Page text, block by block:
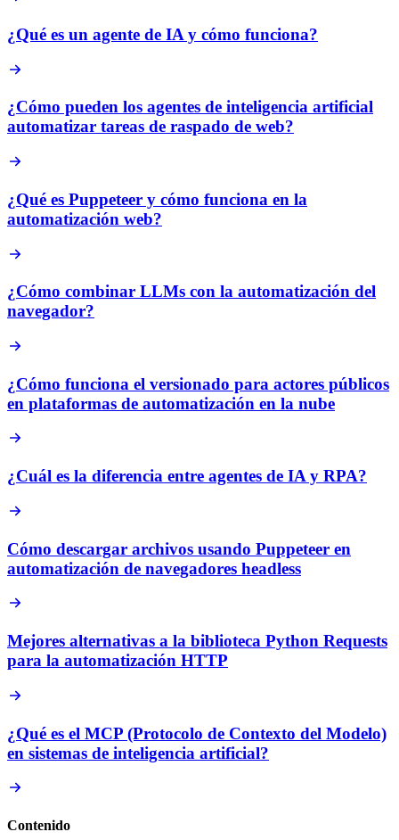
¿Qué es un agente de IA y cómo funciona?
¿Cómo pueden los agentes de inteligencia artificial
automatizar tareas de raspado de web?
¿Qué es Puppeteer y cómo funciona en la
automatización web?
¿Cómo combinar LLMs con la automatización del
navegador?
¿Cómo funciona el versionado para actores públicos
en plataformas de automatización en la nube
¿Cuál es la diferencia entre agentes de IA y RPA?
Cómo descargar archivos usando Puppeteer en
automatización de navegadores headless
Mejores alternativas a la biblioteca Python Requests
para la automatización HTTP
¿Qué es el MCP (Protocolo de Contexto del Modelo)
en sistemas de inteligencia artificial?
Contenido